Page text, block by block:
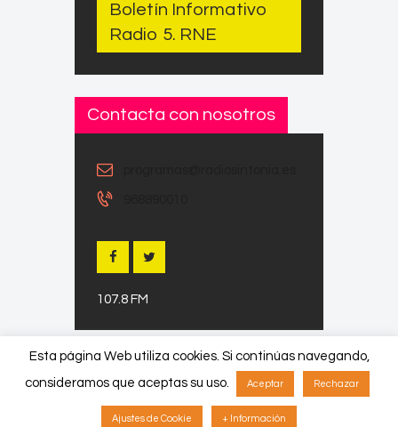
Boletín Informativo
Radio 5. RNE
Contacta con nosotros
107.8 FM
Copyright © 2026 by ThemeREX. All
Esta página Web utiliza cookies. Si continúas navegando,
consideramos que aceptas su uso.
Aceptar Rechazar
Ajustes de Cookie + Información